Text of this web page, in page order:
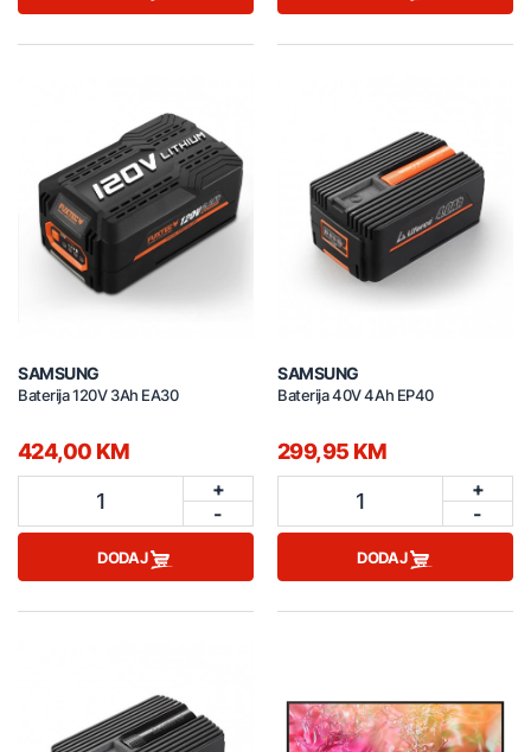
SAMSUNG
Baterija 120V 3Ah EA30
424,00 KM
1
+
-
DODAJ
SAMSUNG
Baterija 40V 4Ah EP40
299,95 KM
1
+
-
DODAJ